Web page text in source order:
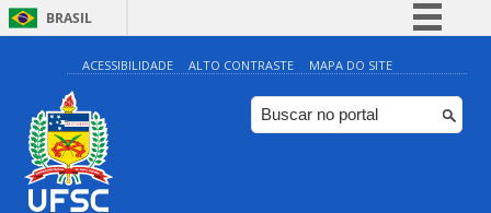
BRASIL
Simplifique!
Comunica BR
Participe
ACESSIBILIDADE ALTO CONTRASTE MAPA DO SITE